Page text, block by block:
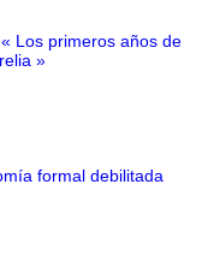
Los primeros años de
»
formal debilitada